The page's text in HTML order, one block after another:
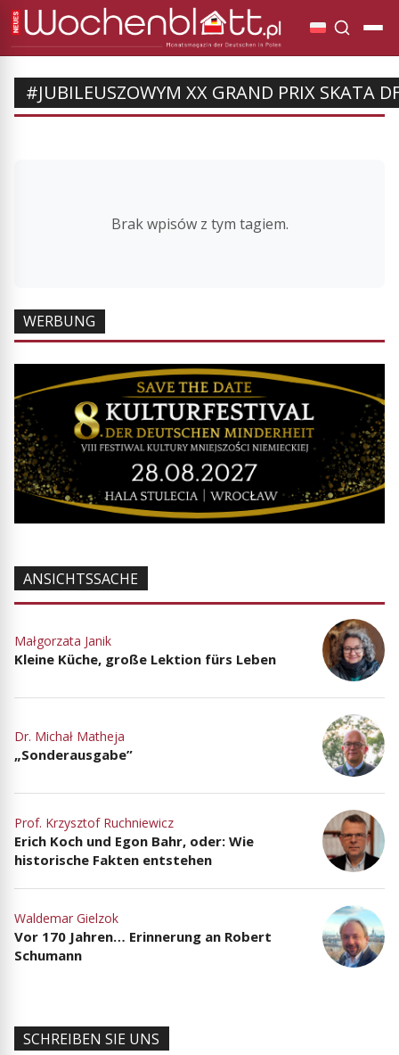
#JUBILEUSZOWYM XX GRAND PRIX SKATA
Brak wpisów z tym tagiem.
WERBUNG
ANSICHTSSACHE
Małgorzata Janik
Kleine Küche, große Lektion fürs Leben
Dr. Michał Matheja
„Sonderausgabe”
Prof. Krzysztof Ruchniewicz
Erich Koch und Egon Bahr, oder: Wie
historische Fakten entstehen
Waldemar Gielzok
Vor 170 Jahren… Erinnerung an Robert
Schumann
SCHREIBEN SIE UNS